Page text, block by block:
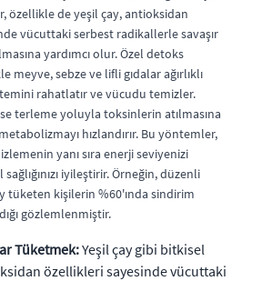
özellikle de yeşil çay, antioksidan
vücuttaki serbest radikallerle savaşır
yardımcı olur. Özel detoks
meyve, sebze ve lifli gıdalar ağırlıklı
rahatlatır ve vücudu temizler.
terleme yoluyla toksinlerin atılmasına
hızlandırır. Bu yöntemler,
yanı sıra enerji seviyenizi
iyileştirir. Örneğin, düzenli
tüketen kişilerin %60'ında sindirim
gözlemlenmiştir.
Tüketmek:Yeşil çay gibi bitkisel
özellikleri sayesinde vücuttaki